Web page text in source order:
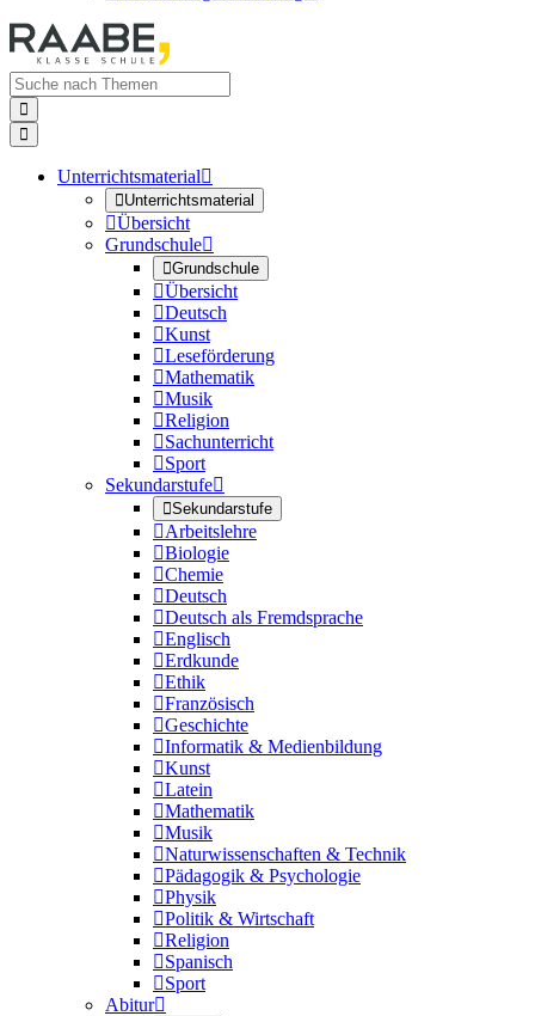


Unterrichtsmaterial
Unterrichtsmaterial
Übersicht
Grundschule
Grundschule
Übersicht
Deutsch
Kunst
Leseförderung
Mathematik
Musik
Religion
Sachunterricht
Sport
Sekundarstufe
Sekundarstufe
Arbeitslehre
Biologie
Chemie
Deutsch
Deutsch als Fremdsprache
Englisch
Erdkunde
Ethik
Französisch
Geschichte
Informatik & Medienbildung
Kunst
Latein
Mathematik
Musik
Naturwissenschaften & Technik
Pädagogik & Psychologie
Physik
Politik & Wirtschaft
Religion
Spanisch
Sport
Abitur